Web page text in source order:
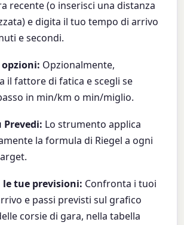
recente (o inserisci una distanza
e digita il tuo tempo di arrivo
e secondi.
opzioni: Opzionalmente,
il fattore di fatica e scegli se
in min/km o min/miglio.
Prevedi: Lo strumento applica
la formula di Riegel a ogni
tue previsioni: Confronta i tuoi
e passi previsti sul grafico
corsie di gara, nella tabella